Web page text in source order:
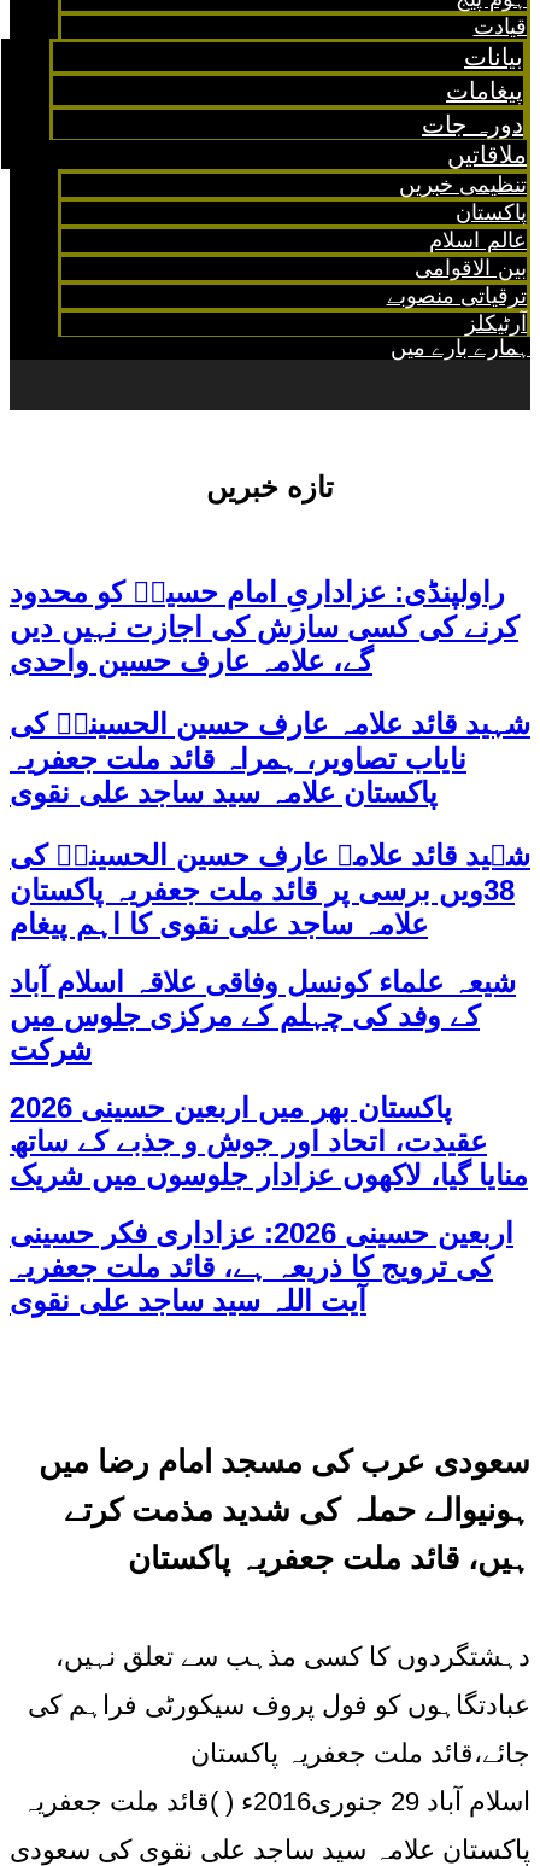
قیادت
بیانات
پیغامات
دورہ جات
ملاقاتیں
تنظیمی خبریں
پاکستان
عالم اسلام
بین الاقوامی
ترقیاتی منصوبے
آرٹیکلز
ہمارے بارے میں
تازه خبریں
راولپنڈی: عزاداریِ امام حسینؑ کو محدود
کرنے کی کسی سازش کی اجازت نہیں دیں
گے، علامہ عارف حسین واحدی
شہید قائد علامہ عارف حسین الحسینیؒ کی
نایاب تصاویر، ہمراہ قائد ملت جعفریہ
پاکستان علامہ سید ساجد علی نقوی
شہید قائد علامہ عارف حسین الحسینیؒ کی
38ویں برسی پر قائد ملت جعفریہ پاکستان
علامہ ساجد علی نقوی کا اہم پیغام
شیعہ علماء کونسل وفاقی علاقہ اسلام آباد
کے وفد کی چہلم کے مرکزی جلوس میں
شرکت
پاکستان بھر میں اربعین حسینی 2026
عقیدت، اتحاد اور جوش و جذبے کے ساتھ
منایا گیا، لاکھوں عزادار جلوسوں میں شریک
اربعین حسینی 2026: عزاداری فکر حسینی
کی ترویج کا ذریعہ ہے، قائد ملت جعفریہ
آیت اللہ سید ساجد علی نقوی
سعودی عرب کی مسجد امام رضا میں
ہونیوالے حملہ کی شدید مذمت کرتے
ہیں، قائد ملت جعفریہ پاکستان
دہشتگردوں کا کسی مذہب سے تعلق نہیں،
عبادتگاہوں کو فول پروف سیکورٹی فراہم کی
جائے،قائد ملت جعفریہ پاکستان
اسلام آباد 29 جنوری2016ء ( )قائد ملت جعفریہ
پاکستان علامہ سید ساجد علی نقوی کی سعودی